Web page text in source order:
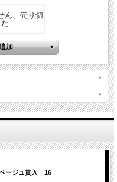
ん、売り切
ージュ貫入 16